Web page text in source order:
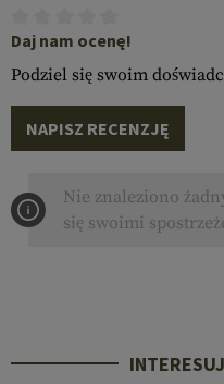
Daj nam ocenę!
Podziel się swoim
NAPISZ RECENZJĘ
Nie znaleziono
się swoimi